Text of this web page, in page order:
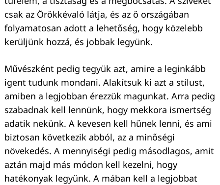
csak az Örökkévaló látja, és az ő országában
folyamatosan adott a lehetőség, hogy közelebb
kerüljünk hozzá, és jobbak legyünk.
Művészként pedig tegyük azt, amire a leginkább
igent tudunk mondani. Alakítsuk ki azt a stílust,
amiben a legjobban érezzük magunkat. Arra pedig
szabadnak kell lennünk, hogy mekkora ismertség
adatik nekünk. A kevesen kell hűnek lenni, és ami
biztosan következik abból, az a minőségi
növekedés. A mennyiségi pedig másodlagos, amit
aztán majd más módon kell kezelni, hogy
hatékonyak legyünk. A mában kell a legjobbat